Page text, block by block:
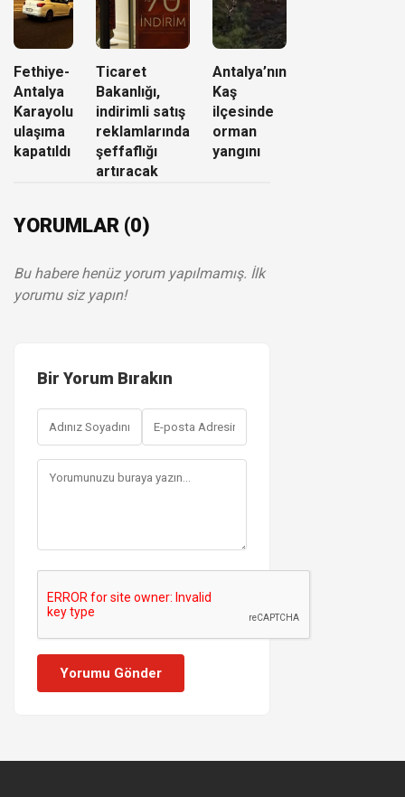
Fethiye-
Antalya
Karayolu
ulaşıma
kapatıldı
Ticaret
Bakanlığı,
indirimli satış
reklamlarında
şeffaflığı
artıracak
Antalya’nın
Kaş
ilçesinde
orman
yangını
YORUMLAR (0)
Bu habere henüz yorum yapılmamış. İlk
yorumu siz yapın!
Bir Yorum Bırakın
Yorumu Gönder